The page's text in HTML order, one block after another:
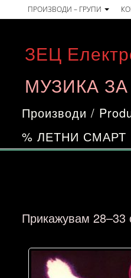
to
content
ПРОИЗВОДИ – ГРУПИ
ЗЕЦ
МУЗИКА
Производи /
% ЛЕТНИ СМАРТ
Прикажувам 28–33